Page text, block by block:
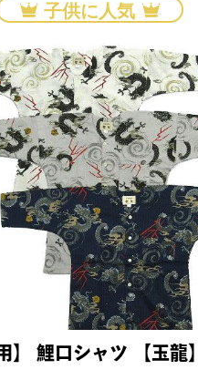
子供に人気
】 鯉口シャツ 【玉龍】